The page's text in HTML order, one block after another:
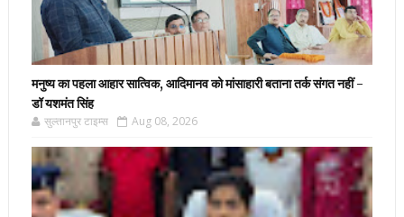
मनुष्य का पहला आहार सात्विक, आदिमानव को मांसाहारी बताना तर्क संगत नहीं -
डॉ यशमंत सिंह
सुल्तानपुर टाइम्स Aug 08, 2026